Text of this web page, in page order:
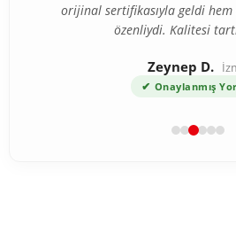
orijinal sertifikasıyla geldi
özenliydi. Kalitesi
Zeynep D.
✔ Onaylanmış